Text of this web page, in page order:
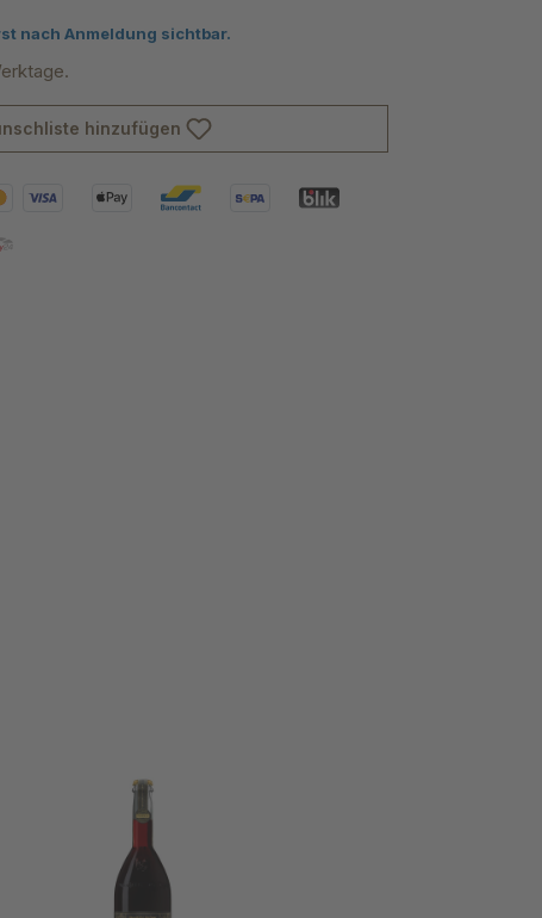
5 von 5 Sternen
nach Anmeldung sichtbar.
hinzufügen